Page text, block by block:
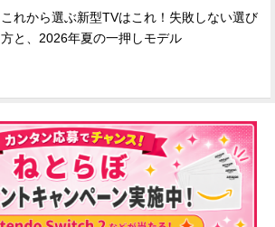
これから選ぶ新型TVはこれ！失敗しない選び
方と、2026年夏の一押しモデル